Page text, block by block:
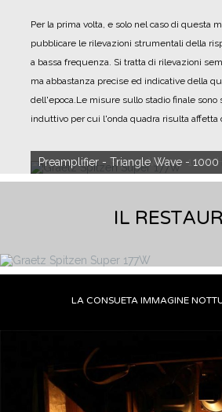
Per la prima volta, e solo nel caso di questa
pubblicare le rilevazioni strumentali della
a bassa frequenza. Si tratta di rilevazioni
ma abbastanza precise ed indicative della
dell'epoca. Le misure sullo stadio finale sono
induttivo per cui l'onda quadra risulta affetta
Preamplifier - Square Wave - 1000
IL
LA CONSUETA IMMAGINE